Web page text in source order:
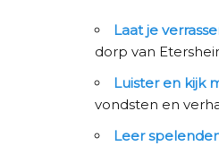
Laat je
dorp van
Luister en kijk
vondsten en
Leer